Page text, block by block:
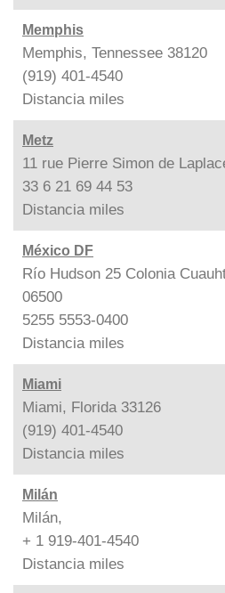
Memphis
Memphis, Tennessee 38120
(919) 401-4540
Distancia miles
Metz
11 rue Pierre Simon de
33 6 21 69 44 53
Distancia miles
México DF
Río Hudson 25 Colonia
06500
5255 5553-0400
Distancia miles
Miami
Miami, Florida 33126
(919) 401-4540
Distancia miles
Milán
Milán,
+ 1 919-401-4540
Distancia miles